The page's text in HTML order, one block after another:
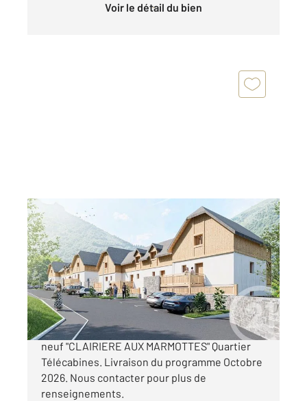
Voir le détail du bien
CAUTERETS 65
12,50 m
Ref : 4306
Parking à vendre
9 500 €
Emplacement de parking dans le programme
neuf "CLAIRIERE AUX MARMOTTES" Quartier
Télécabines. Livraison du programme Octobre
2026. Nous contacter pour plus de
renseignements.